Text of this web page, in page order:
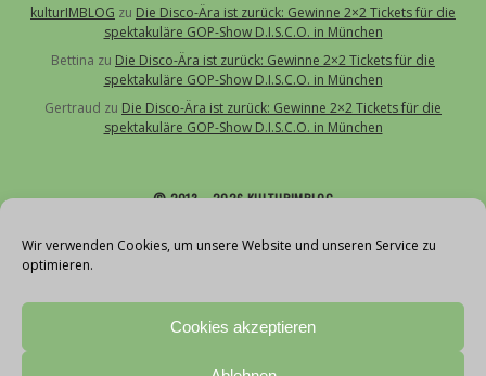
Wir verwenden Cookies, um unsere Website und unseren Service zu
optimieren.
Cookies akzeptieren
kulturIMBLOG zu Die Disco-Ära ist zurück: Gewinne 2×2 Tickets für die
spektakuläre GOP-Show D.I.S.C.O. in München
Bettina zu Die Disco-Ära ist zurück: Gewinne 2×2 Tickets für die
spektakuläre GOP-Show D.I.S.C.O. in München
Gertraud zu Die Disco-Ära ist zurück: Gewinne 2×2 Tickets für die
spektakuläre GOP-Show D.I.S.C.O. in München
© 2013 – 2026 KULTURIMBLOG
Über uns
Impressum
Datenschutz